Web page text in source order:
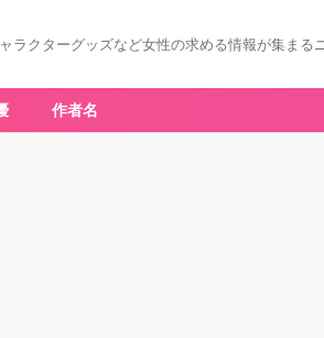
ラクターグッズなど女性の求める情報が集まる
作者名